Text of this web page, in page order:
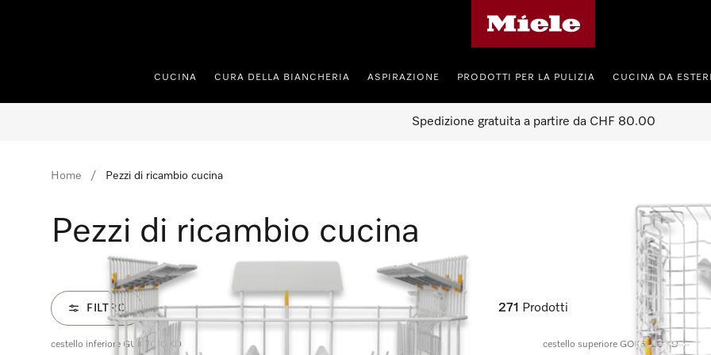
CUCINA CURA DELLA BIANCHERIA ASPIRAZIONE PRODOTTI PER LA PULIZIA CUCINA DA
Spedizione gratuita a partire da CHF 80.00
Home Pezzi di ricambio cucina
Pezzi di ricambio cucina
FILTRO 271 Prodotti
cestello inferiore GUK 7010 KD cestello superiore GOK6800 KD